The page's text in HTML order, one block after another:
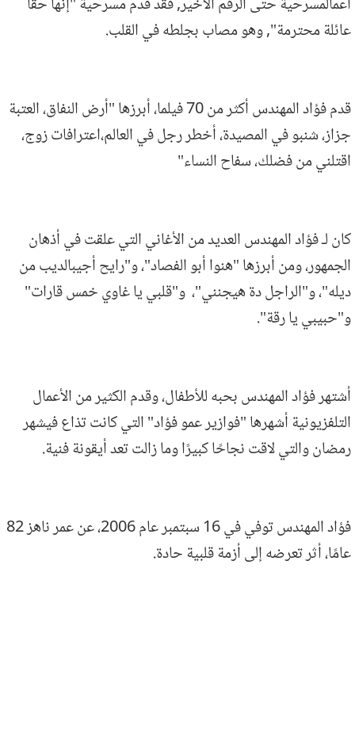
عائلة محترمة", وهو مصاب بجلطه في القلب.
قدم فؤاد المهندس أكثر من 70 فيلما، أبرزها "أرض النفاق، العتبة
جزاز، شنبو في المصيدة، أخطر رجل في العالم،اعترافات زوج،
اقتلني من فضلك، سفاح النساء"
كان لـ فؤاد المهندس العديد من الأغاني التي علقت في أذهان
الجمهور، ومن أبرزها "هنوا أبو الفصاد"، و"رايح أجيبالديب من
ديله"، و"الراجل دة هيجنني"، و"قلبي يا غاوي خمس قارات"
و"حبيبي يا رقة".
أشتهر فؤاد المهندس بحبه للأطفال، وقدم الكثير من الأعمال
التلفزيونية أشهرها "فوازير عمو فؤاد" التي كانت تذاع فيشهر
رمضان والتي لاقت نجاحًا كبيرًا وما زالت تعد أيقونة فنية.
فؤاد المهندس توفي في 16 سبتمبر عام 2006، عن عمر ناهز 82
عامًا، أثر تعرضه إلى أزمة قلبية حادة.